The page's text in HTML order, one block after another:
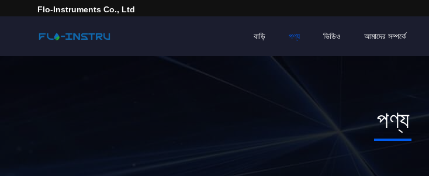
Flo-Instruments Co., Ltd
বাড়ি পণ্য ভিডিও আমাদের সম্পর্কে
পণ্য